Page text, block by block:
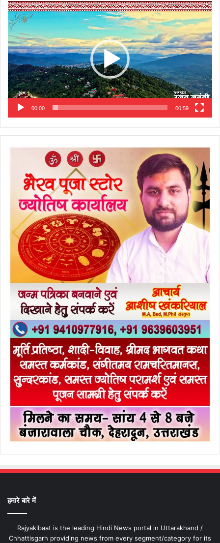
Video
Player
00:00 00:59
हमारे बारे में
Rajyakibaat is the leading Hindi News portal in Uttarakhand /
Chhattisgarh providing news from every segment/category for its